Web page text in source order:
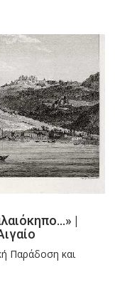
|
Παράδοση και